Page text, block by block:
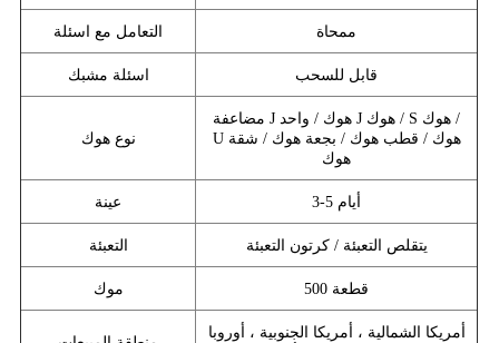
التعامل مع اسئلة ممحاة
اسئلة مشبك قابل للسحب
نوع هوك
مضاعفة J هوك / واحد J هوك / S هوك /
U هوك / قطب هوك / بجعة هوك / شقة
هوك
عينة 3-5 أيام
التعبئة يتقلص التعبئة / كرتون التعبئة
موك 500 قطعة
أمريكا الشمالية ، أمريكا الجنوبية ، أوروبا